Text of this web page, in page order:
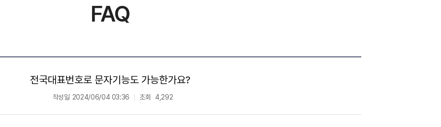
FAQ
전국대표번호로 문자기능도 가능한가요?
작성일 2024/06/04 03:36 조회 4,292